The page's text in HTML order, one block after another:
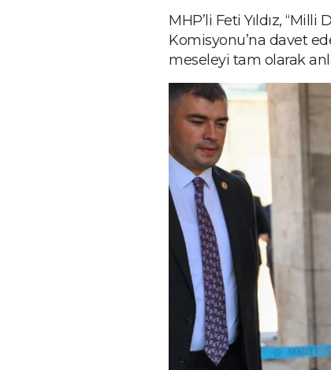
MHP’li Feti Yıldız,
Komisyonu’na davet
meseleyi tam olarak